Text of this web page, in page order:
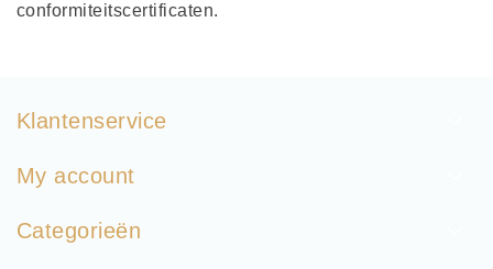
conformiteitscertificaten.
Klantenservice
My account
Categorieën